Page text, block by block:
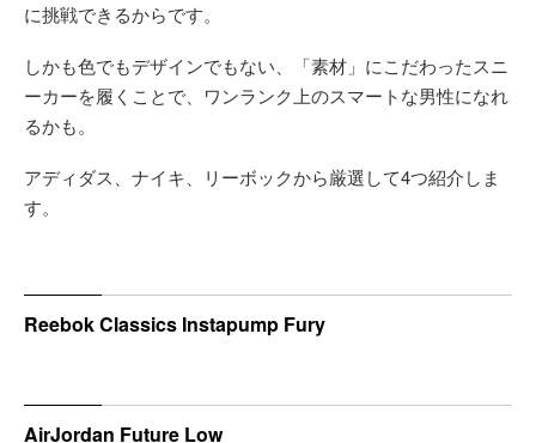
に挑戦できるからです。
しかも色でもデザインでもない、「素材」にこだわったスニ
ーカーを履くことで、ワンランク上のスマートな男性になれ
るかも。
アディダス、ナイキ、リーボックから厳選して4つ紹介しま
す。
Reebok Classics Instapump Fury
AirJordan Future Low